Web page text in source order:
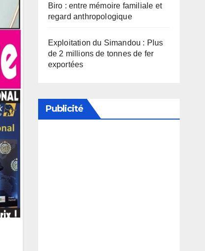
Biro : entre mémoire familiale et
regard anthropologique
Exploitation du Simandou : Plus
de 2 millions de tonnes de fer
exportées
Publicité